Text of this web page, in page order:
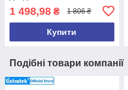
маршрутизатор Tenda AC8
тенда АС8
1 498,98 ₴ 1 806 ₴
Купити
Подібні товари компанії